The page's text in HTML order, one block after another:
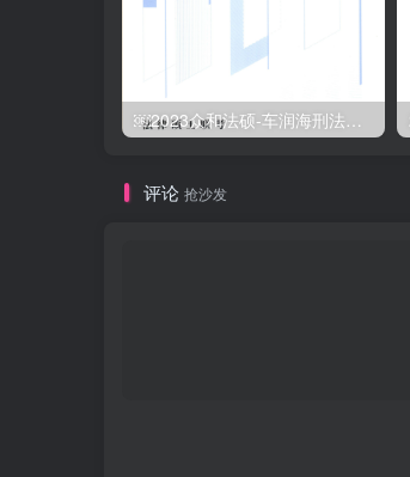
￼2023众和法硕-车润海刑法学-背诵宝典.pdf
评论 抢沙发